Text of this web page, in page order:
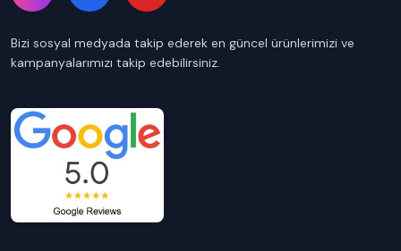
Bizi sosyal medyada takip ederek en güncel ürünlerimizi ve
kampanyalarımızı takip edebilirsiniz.